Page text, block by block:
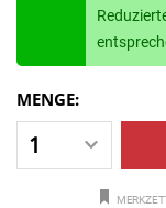
MENGE: